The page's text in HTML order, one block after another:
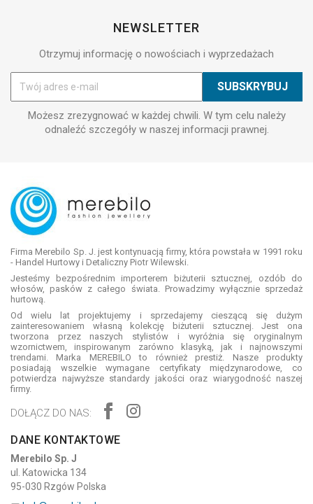
NEWSLETTER
Otrzymuj informację o nowościach i wyprzedażach
Możesz zrezygnować w każdej chwili. W tym celu należy
odnaleźć szczegóły w naszej informacji prawnej.
Firma Merebilo Sp. J. jest kontynuacją firmy, która powstała w 1991 roku
- Handel Hurtowy i Detaliczny Piotr Wilewski.
Jesteśmy bezpośrednim importerem biżuterii sztucznej, ozdób do
włosów, pasków z całego świata. Prowadzimy wyłącznie sprzedaż
hurtową.
Od wielu lat projektujemy i sprzedajemy cieszącą się dużym
zainteresowaniem własną kolekcję biżuterii sztucznej. Jest ona
tworzona przez naszych stylistów i wyróżnia się oryginalnym
wzornictwem, inspirowanym zarówno klasyką, jak i najnowszymi
trendami. Marka MEREBILO to również prestiż. Nasze produkty
posiadają wszelkie wymagane certyfikaty międzynarodowe, co
potwierdza najwyższe standardy jakości oraz wiarygodność naszej
firmy.
DOŁĄCZ DO NAS:
DANE KONTAKTOWE
Merebilo Sp. J
ul. Katowicka 134
95-030 Rzgów Polska